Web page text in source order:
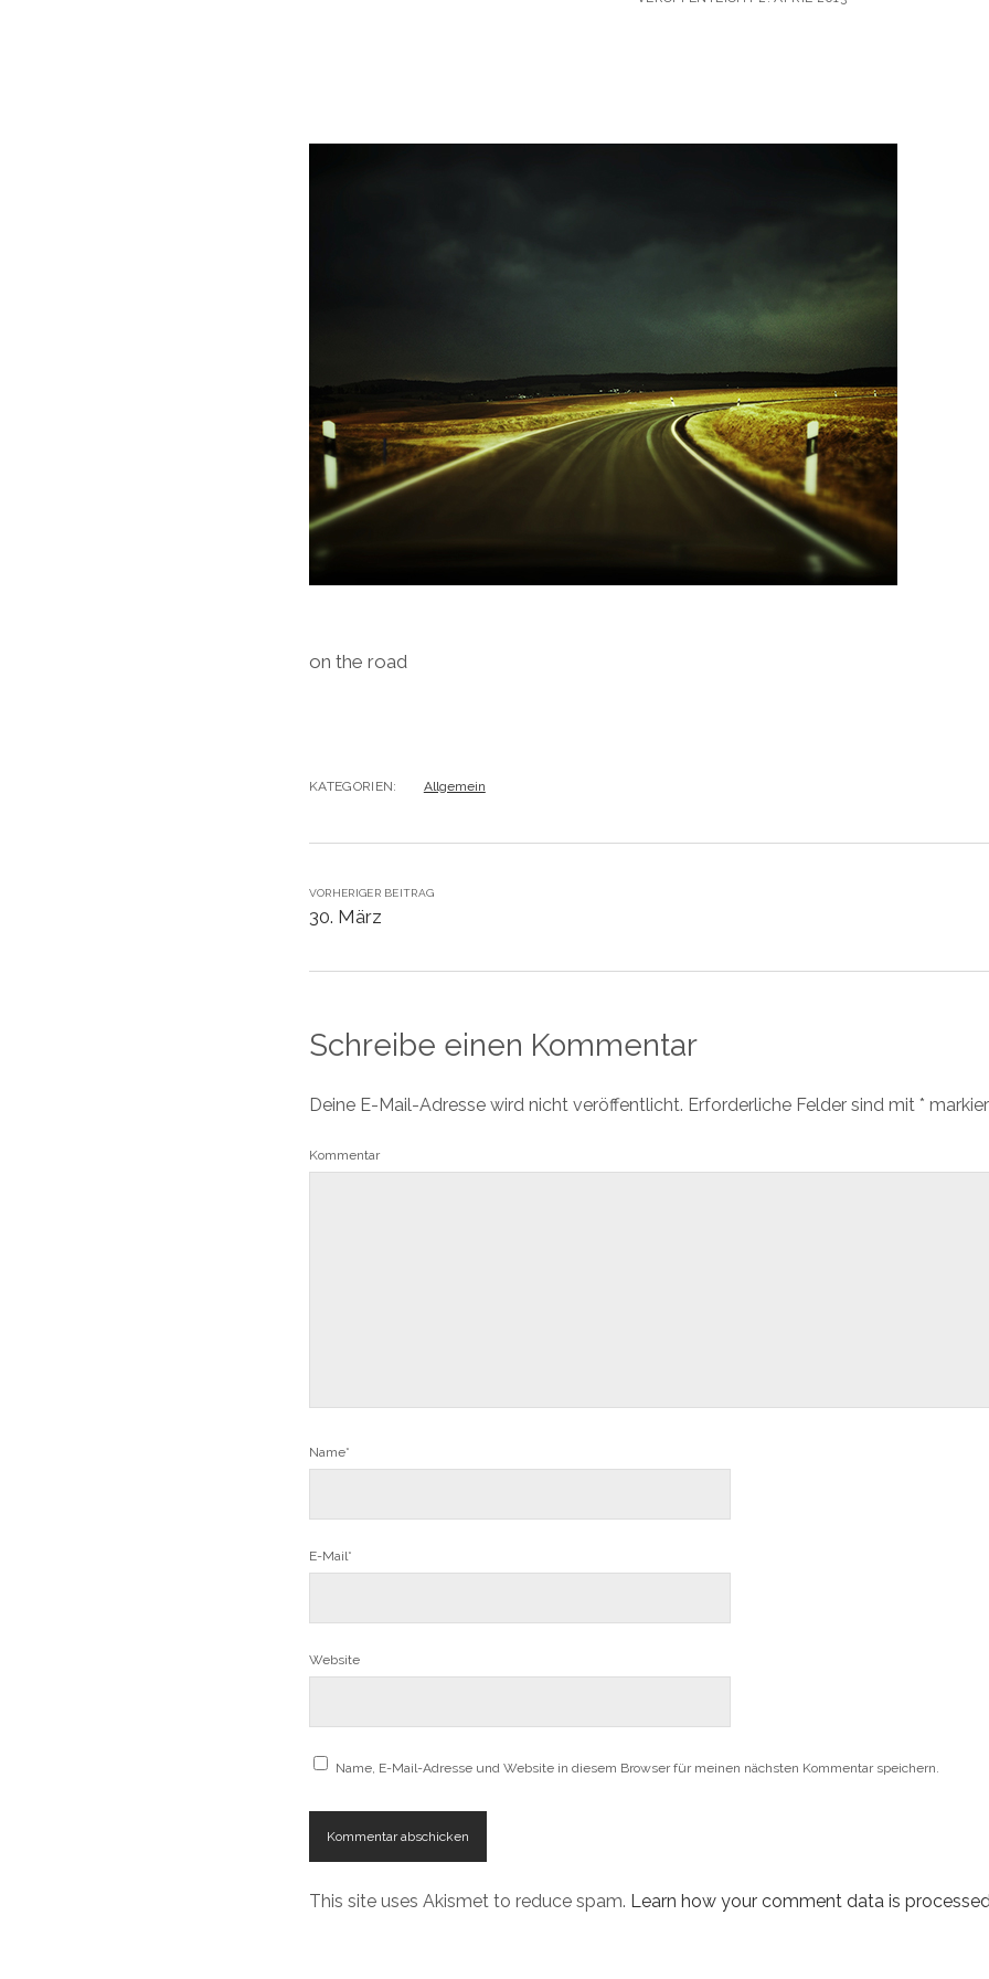
on the road
KATEGORIEN: Allgemein
VORHERIGER BEITRAG
30. März
Schreibe einen Kommentar
Deine E-Mail-Adresse wird nicht veröffentlicht. Erforderliche Felder sind mit *
Kommentar
Name*
E-Mail*
Website
Name, E-Mail-Adresse und Website in diesem Browser für meinen nächsten Kommentar speichern.
This site uses Akismet to reduce spam. Learn how your comment data is